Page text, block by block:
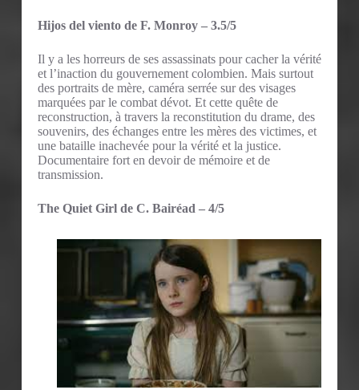
Hijos del viento de F. Monroy – 3.5/5
Il y a les horreurs de ses assassinats pour cacher la vérité
et l’inaction du gouvernement colombien. Mais surtout
des portraits de mère, caméra serrée sur des visages
marquées par le combat dévot. Et cette quête de
reconstruction, à travers la reconstitution du drame, des
souvenirs, des échanges entre les mères des victimes, et
une bataille inachevée pour la vérité et la justice.
Documentaire fort en devoir de mémoire et de
transmission.
The Quiet Girl de C. Bairéad – 4/5